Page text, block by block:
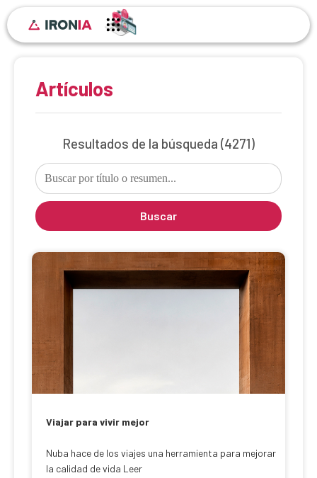
Artículos
Resultados de la búsqueda (4271)
Buscar
Viajar para vivir mejor
Nuba hace de los viajes una herramienta para mejorar
la calidad de vida Leer